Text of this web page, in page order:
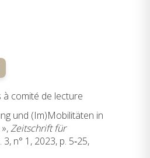
comité de lecture
und (Im)Mobilitäten in
Zeitschrift für
3, n° 1, 2023, p. 5‑25,